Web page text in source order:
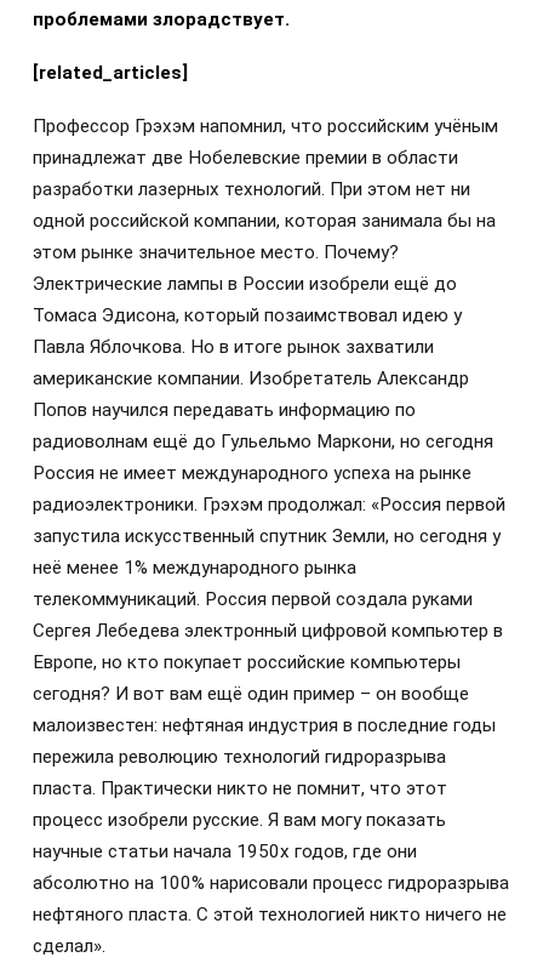
проблемами злорадствует.
[related_articles]
Профессор Грэхэм напомнил, что российским учёным
принадлежат две Нобелевские премии в области
разработки лазерных технологий. При этом нет ни
одной российской компании, которая занимала бы на
этом рынке значительное место. Почему?
Электрические лампы в России изобрели ещё до
Томаса Эдисона, который позаимствовал идею у
Павла Яблочкова. Но в итоге рынок захватили
американские компании. Изобретатель Александр
Попов научился передавать информацию по
радиоволнам ещё до Гульельмо Маркони, но сегодня
Россия не имеет международного успеха на рынке
радиоэлектроники. Грэхэм продолжал: «Россия первой
запустила искусственный спутник Земли, но сегодня у
неё менее 1% международного рынка
телекоммуникаций. Россия первой создала руками
Сергея Лебедева электронный цифровой компьютер в
Европе, но кто покупает российские компьютеры
сегодня? И вот вам ещё один пример – он вообще
малоизвестен: нефтяная индустрия в последние годы
пережила революцию технологий гидроразрыва
пласта. Практически никто не помнит, что этот
процесс изобрели русские. Я вам могу показать
научные статьи начала 1950х годов, где они
абсолютно на 100% нарисовали процесс гидроразрыва
нефтяного пласта. С этой технологией никто ничего не
сделал».